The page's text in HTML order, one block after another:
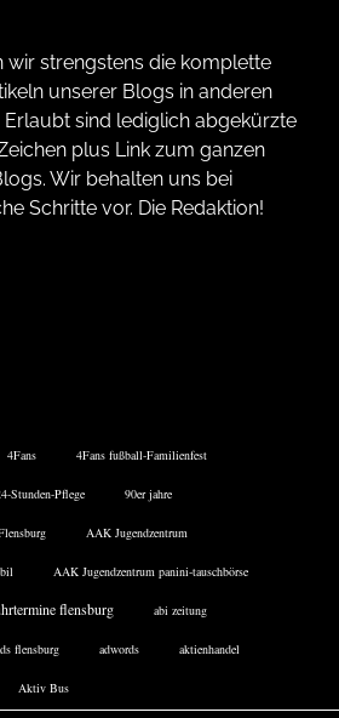
wir strengstens die komplette
unserer Blogs in anderen
sind lediglich abgekürzte
plus Link zum ganzen
Wir behalten uns bei
Schritte vor. Die Redaktion!
4Fans 4Fans fußball-Familienfest
Stunden-Pflege 90er jahre
AAK Jugendzentrum
AAK Jugendzentrum panini-tauschbörse
flensburg abi zeitung
flensburg adwords aktienhandel
Aktiv Bus